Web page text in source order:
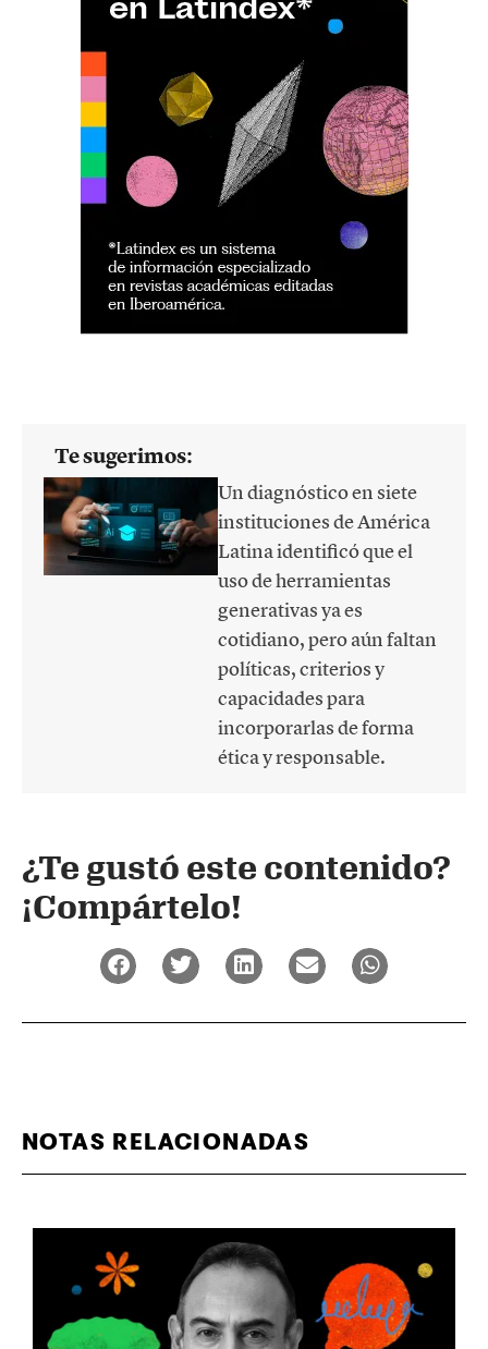
Te sugerimos:
Un diagnóstico en siete
instituciones de América
Latina identificó que el
uso de herramientas
generativas ya es
cotidiano, pero aún faltan
políticas, criterios y
capacidades para
incorporarlas de forma
ética y responsable.
¿Te gustó este contenido?
¡Compártelo!
NOTAS RELACIONADAS